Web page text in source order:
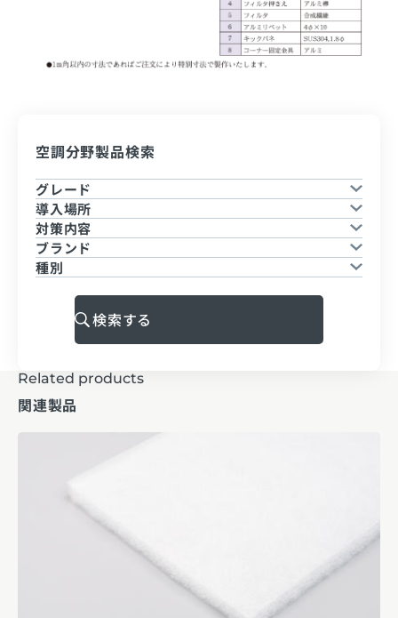
空調分野製品検索
グレード
導入場所
対策内容
ブランド
種別
検索する
Related products
関連製品